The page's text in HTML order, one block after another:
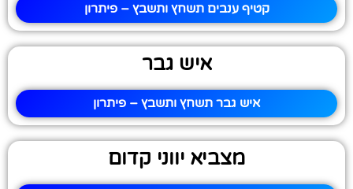
קטיף ענבים תשחץ ותשבץ – פיתרון
איש גבר
איש גבר תשחץ ותשבץ – פיתרון
מצביא יווני קדום